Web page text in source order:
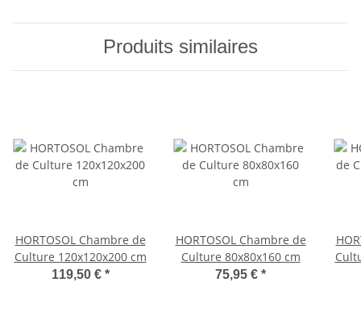
Produits similaires
HORTOSOL Chambre de
Culture 120x120x200 cm
119,50 € *
HORTOSOL Chambre de
Culture 80x80x160 cm
75,95 € *